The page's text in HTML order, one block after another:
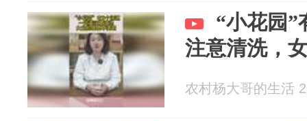
“小花园”
注意清洗，
农村杨大哥的生活